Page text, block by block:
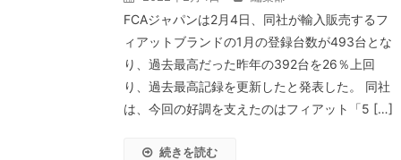
FCAジャパンは2月4日、同社が輸入販売するフ
ィアットブランドの1月の登録台数が493台とな
り、過去最高だった昨年の392台を26％上回
り、過去最高記録を更新したと発表した。 同社
は、今回の好調を支えたのはフィアット「5 […]
続きを読む